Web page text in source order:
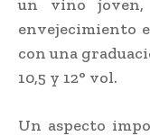
un vino
envejecimiento
con una
10,5 y 12° vol.
Un aspecto